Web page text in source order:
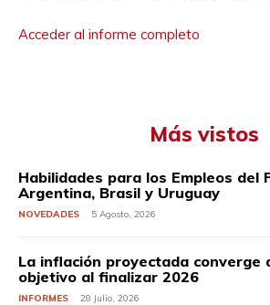
Acceder al informe completo
Más vistos
Habilidades para los Empleos del
Argentina, Brasil y Uruguay
NOVEDADES 5 Agosto, 2026
La inflación proyectada converge
objetivo al finalizar 2026
INFORMES 28 Julio, 2026